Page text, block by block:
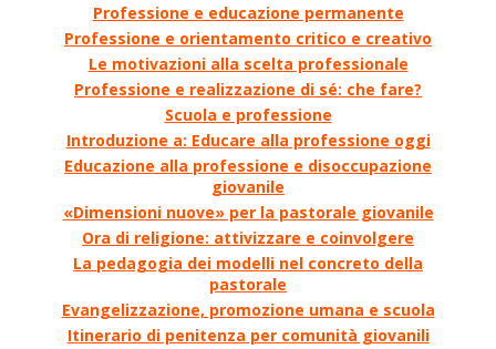
Professione e educazione permanente
Professione e orientamento critico e creativo
Le motivazioni alla scelta professionale
Professione e realizzazione di sé: che fare?
Scuola e professione
Introduzione a: Educare alla professione oggi
Educazione alla professione e disoccupazione
giovanile
«Dimensioni nuove» per la pastorale giovanile
Ora di religione: attivizzare e coinvolgere
La pedagogia dei modelli nel concreto della
pastorale
Evangelizzazione, promozione umana e scuola
Itinerario di penitenza per comunità giovanili